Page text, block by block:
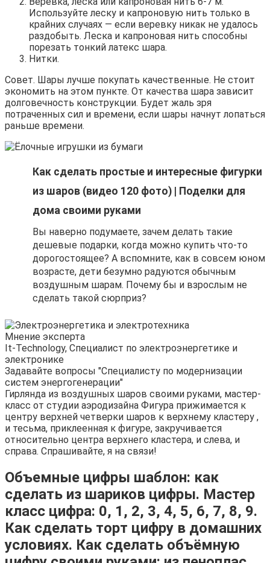
Используйте леску и капроновую нить только в
крайних случаях — если веревку никак не удалось
раздобыть. Леска и капроновая нить способны
порезать тонкий латекс шара.
Нитки.
Совет. Шары лучше покупать качественные. Не стоит
экономить на этом пункте. От качества шара зависит
долговечность конструкции. Будет жаль зря
потраченных сил и времени, если шары начнут лопаться
раньше времени.
Как сделать простые и интересные фигурки
из шаров (видео 120 фото) | Поделки для
дома своими руками
Вы наверно подумаете, зачем делать такие
дешевые подарки, когда можно купить что-то
дорогостоящее? А вспомните, как в совсем юном
возрасте, дети безумно радуются обычным
воздушным шарам. Почему бы и взрослым не
сделать такой сюрприз?
Мнение эксперта
It-Technology, Cпециалист по электроэнергетике и
электронике
Задавайте вопросы "Специалисту по модернизации
систем энергогенерации"
Гирлянда из воздушных шаров своими руками, мастер-
класс от студии аэродизайна Фигура прижимается к
центру верхней четверки шаров к верхнему кластеру ,
и тесьма, приклеенная к фигуре, закручивается
относительно центра верхнего кластера, и слева, и
справа. Спрашивайте, я на связи!
Объемные цифры шаблон: как
сделать из шариков цифры. Мастер
класс цифра: 0, 1, 2, 3, 4, 5, 6, 7, 8, 9.
Как сделать торт цифру в домашних
условиях. Как сделать объёмную